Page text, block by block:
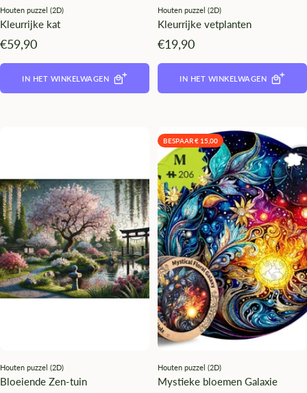
Houten puzzel (2D)
Kleurrijke kat
Angebotspreis
€59,90
IN HET WINKELWAGEN
Houten puzzel (2D)
Kleurrijke vetplanten
Angebotspreis
€19,90
IN HET WINKELWAGEN
Houten puzzel (2D)
Bloeiende Zen-tuin
BESPAAR € 15,00
Houten puzzel (2D)
Mystieke bloemen Galaxie